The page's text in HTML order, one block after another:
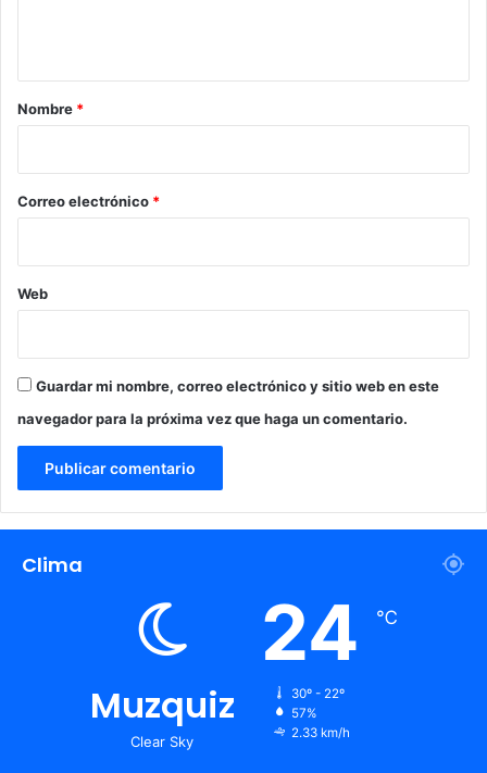
r
*
Nombre *
Correo electrónico *
Web
Guardar mi nombre, correo electrónico y sitio web en este
navegador para la próxima vez que haga un comentario.
Clima
Muzquiz
Clear Sky
24 ℃
30º - 22º
57%
2.33 km/h